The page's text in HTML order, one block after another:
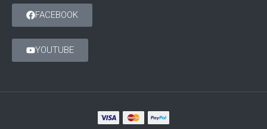
FACEBOOK
YOUTUBE